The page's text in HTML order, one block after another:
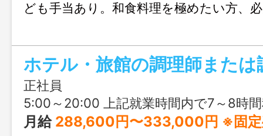
ども手当あり。和食料理を極めたい方、
ホテル・旅館の調理師または
正社員
5:00～20:00 上記就業時間内で7～8時
月給 288,600円〜333,000円 ※固定残業代を含む。詳